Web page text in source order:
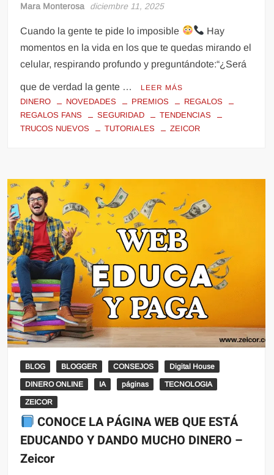
Mara Monterosa diciembre 11, 2025
Cuando la gente te pide lo imposible
Hay
momentos en la vida en los que te quedas mirando el
celular, respirando profundo y preguntándote:“¿Será
que de verdad la gente … LEER MÁS
DINERO NOVEDADES PREMIOS
REGALOS
REGALOS FANS
SEGURIDAD
TENDENCIAS
TRUCOS NUEVOS
TUTORIALES ZEICOR
BLOG BLOGGER CONSEJOS Digital House
DINERO ONLINE IA páginas TECNOLOGIA
ZEICOR
CONOCE LA PÁGINA WEB QUE ESTÁ
EDUCANDO Y DANDO MUCHO DINERO –
Zeicor